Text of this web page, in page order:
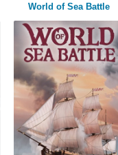
World of Sea Battle